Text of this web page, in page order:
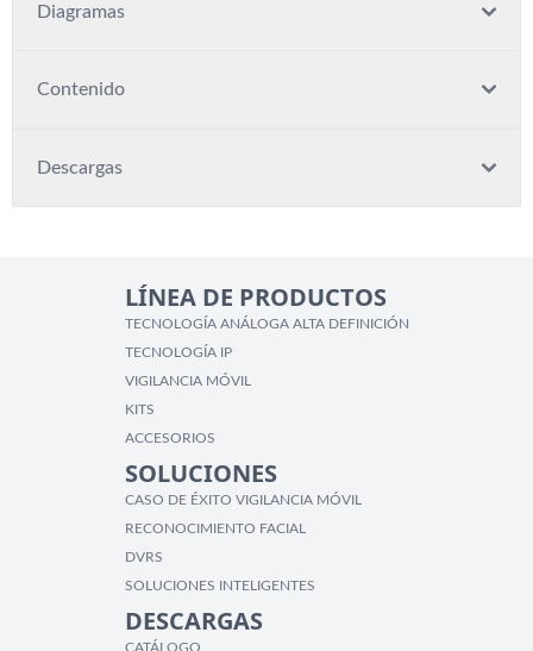
Diagramas
Contenido
Descargas
LÍNEA DE PRODUCTOS
TECNOLOGÍA ANÁLOGA ALTA DEFINICIÓN
TECNOLOGÍA IP
VIGILANCIA MÓVIL
KITS
ACCESORIOS
SOLUCIONES
CASO DE ÉXITO VIGILANCIA MÓVIL
RECONOCIMIENTO FACIAL
DVRS
SOLUCIONES INTELIGENTES
DESCARGAS
CATÁLOGO